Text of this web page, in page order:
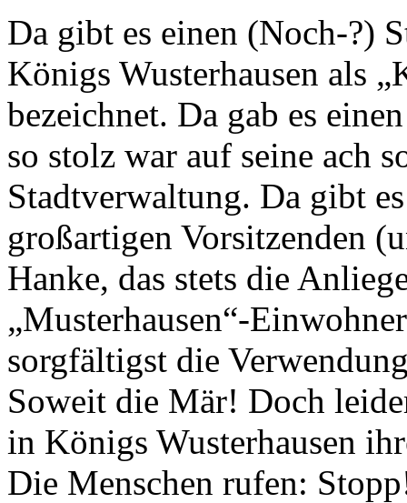
Da gibt es einen (Noch-?)
Königs Wusterhausen als
bezeichnet. Da gab es
so stolz war auf seine ach
Stadtverwaltung. Da gibt
großartigen Vorsitzenden
Hanke, das stets die
„Musterhausen“-
sorgfältigst die
Soweit die Mär! Doch
in Königs Wusterhausen
Die Menschen rufen: